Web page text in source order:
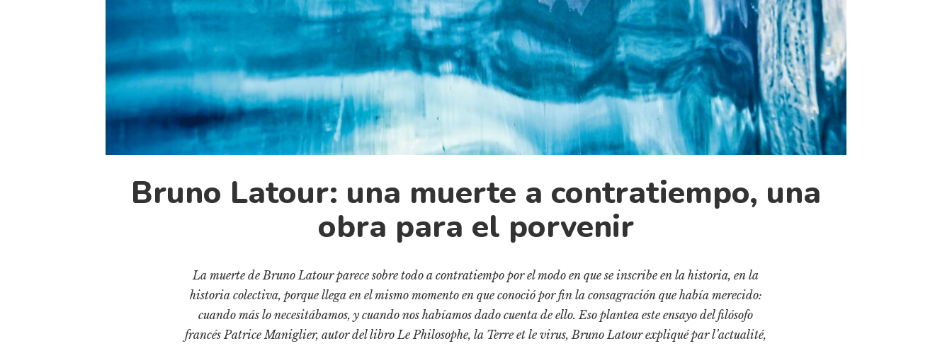
Bruno Latour: una muerte a contratiempo, una
obra para el porvenir
La muerte de Bruno Latour parece sobre todo a contratiempo por el modo en que se inscribe en la historia, en la
historia colectiva, porque llega en el mismo momento en que conoció por fin la consagración que había merecido:
cuando más lo necesitábamos, y cuando nos habíamos dado cuenta de ello. Eso plantea este ensayo del filósofo
francés Patrice Maniglier, autor del libro Le Philosophe, la Terre et le virus, Bruno Latour expliqué par l’actualité,